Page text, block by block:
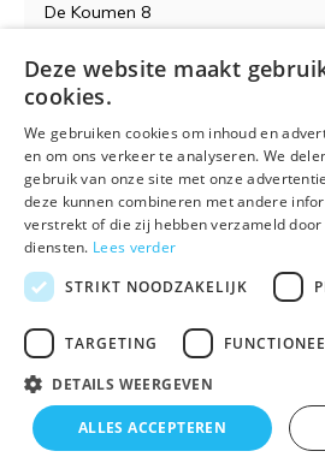
🌴 Wij zijn met vakantie t/m 21
tijdelijk niet
De Koumen 8
KvK-nummer 14087571
BTW-nummer NL 815399145 B01
© 2026 - Powered by
Algemene voorwaarden
Uitdeelcadeautjes.nl9 -9
Deze website maakt
cookies.
We gebruiken cookies om inhoud en
en om ons verkeer te analyseren. We
gebruik van onze site met onze
deze kunnen combineren met andere
verstrekt of die zij hebben verzameld
diensten. Lees verder
STRIKT NOODZAKELIJK
TARGETING
DETAILS WEERGEVEN
ALLES ACCEPTEREN